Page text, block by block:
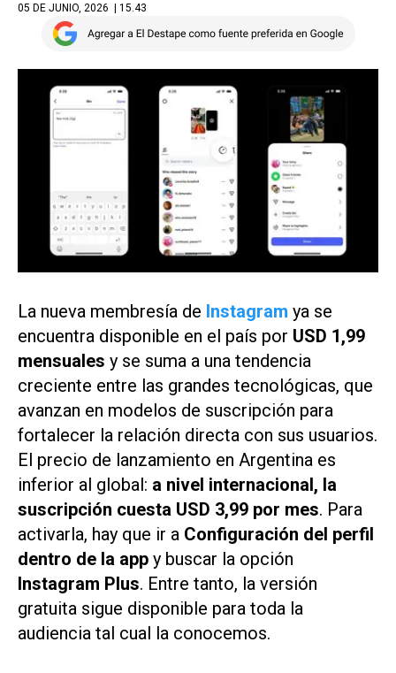
05 DE JUNIO, 2026 | 15.43
La nueva membresía de Instagram ya se
encuentra disponible en el país por USD 1,99
mensuales y se suma a una tendencia
creciente entre las grandes tecnológicas, que
avanzan en modelos de suscripción para
fortalecer la relación directa con sus usuarios.
El precio de lanzamiento en Argentina es
inferior al global: a nivel internacional, la
suscripción cuesta USD 3,99 por mes. Para
activarla, hay que ir a Configuración del perfil
dentro de la app y buscar la opción
Instagram Plus. Entre tanto, la versión
gratuita sigue disponible para toda la
audiencia tal cual la conocemos.